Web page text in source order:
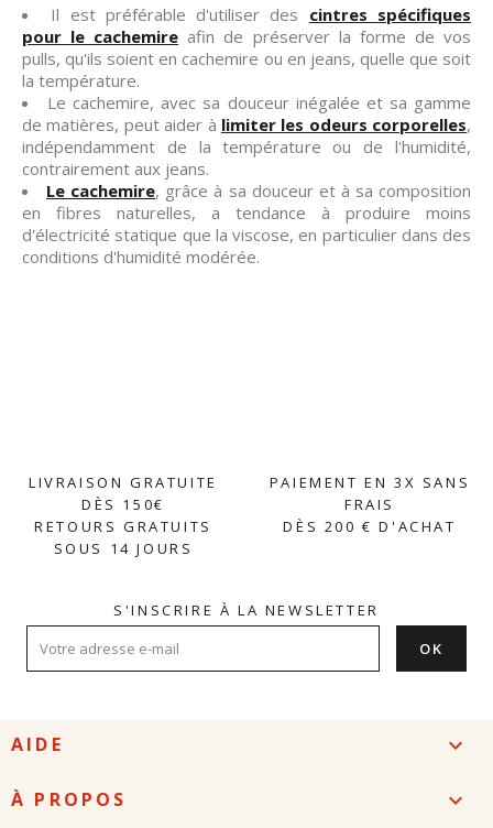
Il est préférable d'utiliser des cintres spécifiques
pour le cachemire afin de préserver la forme de vos
pulls, qu'ils soient en cachemire ou en jeans, quelle que soit
la température.
Le cachemire, avec sa douceur inégalée et sa gamme
de matières, peut aider à limiter les odeurs corporelles,
indépendamment de la température ou de l'humidité,
contrairement aux jeans.
Le cachemire, grâce à sa douceur et à sa composition
en fibres naturelles, a tendance à produire moins
d'électricité statique que la viscose, en particulier dans des
conditions d'humidité modérée.
LIVRAISON GRATUITE
DÈS 150€
RETOURS GRATUITS
SOUS 14 JOURS
PAIEMENT EN 3X SANS
FRAIS
DÈS 200 € D'ACHAT
S'INSCRIRE À LA NEWSLETTER
AIDE 
À PROPOS 